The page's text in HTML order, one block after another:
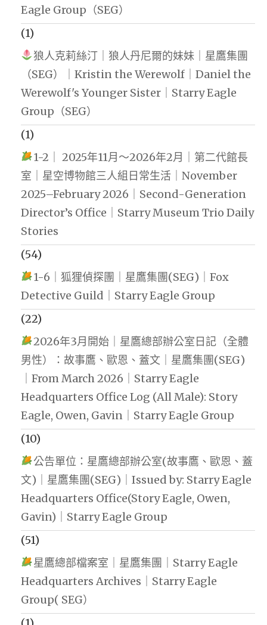
Eagle Group（SEG）
(1)
狼人克莉絲汀｜狼人丹尼爾的妹妹｜星鷹集團
（SEG）｜Kristin the Werewolf｜Daniel the
Werewolf's Younger Sister｜Starry Eagle
Group（SEG）
(1)
1-2｜ 2025年11月～2026年2月｜第二代館長
室｜星空博物館三人組日常生活｜November
2025–February 2026｜Second-Generation
Director’s Office｜Starry Museum Trio Daily
Stories
(54)
1-6｜狐狸偵探團｜星鷹集團(SEG)｜Fox
Detective Guild｜Starry Eagle Group
(22)
2026年3月開始｜星鷹總部辦公室日記（全體
男性）：故事鷹、歐恩、蓋文｜星鷹集團(SEG)
｜From March 2026｜Starry Eagle
Headquarters Office Log (All Male): Story
Eagle, Owen, Gavin｜Starry Eagle Group
(10)
公告單位：星鷹總部辦公室(故事鷹、歐恩、蓋
文)｜星鷹集團(SEG)｜Issued by: Starry Eagle
Headquarters Office(Story Eagle, Owen,
Gavin)｜Starry Eagle Group
(51)
星鷹總部檔案室｜星鷹集團｜Starry Eagle
Headquarters Archives｜Starry Eagle
Group( SEG）